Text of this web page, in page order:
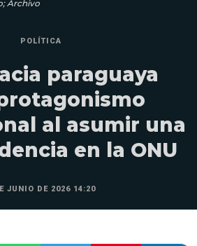
Archivo
POLÍTICA
paraguaya
al asumir una
en la ONU
JUNIO DE 2026 14:20